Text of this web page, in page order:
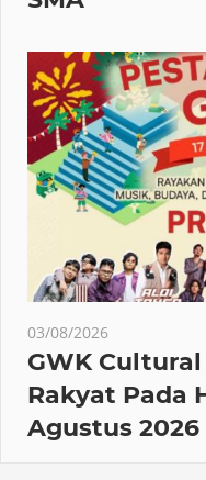
03/08/2026
GWK
Rakyat Pada
Agustus 2026